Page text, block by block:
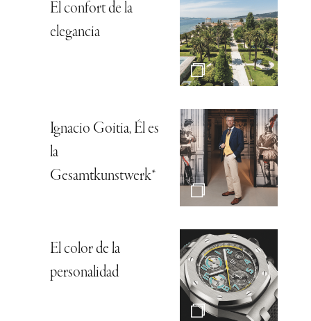
El confort de la
elegancia
Ignacio Goitia, Él es
la
Gesamtkunstwerk*
El color de la
personalidad